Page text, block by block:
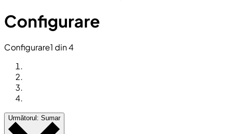
Configurare
Configurare1 din 4
Următorul: Sumar